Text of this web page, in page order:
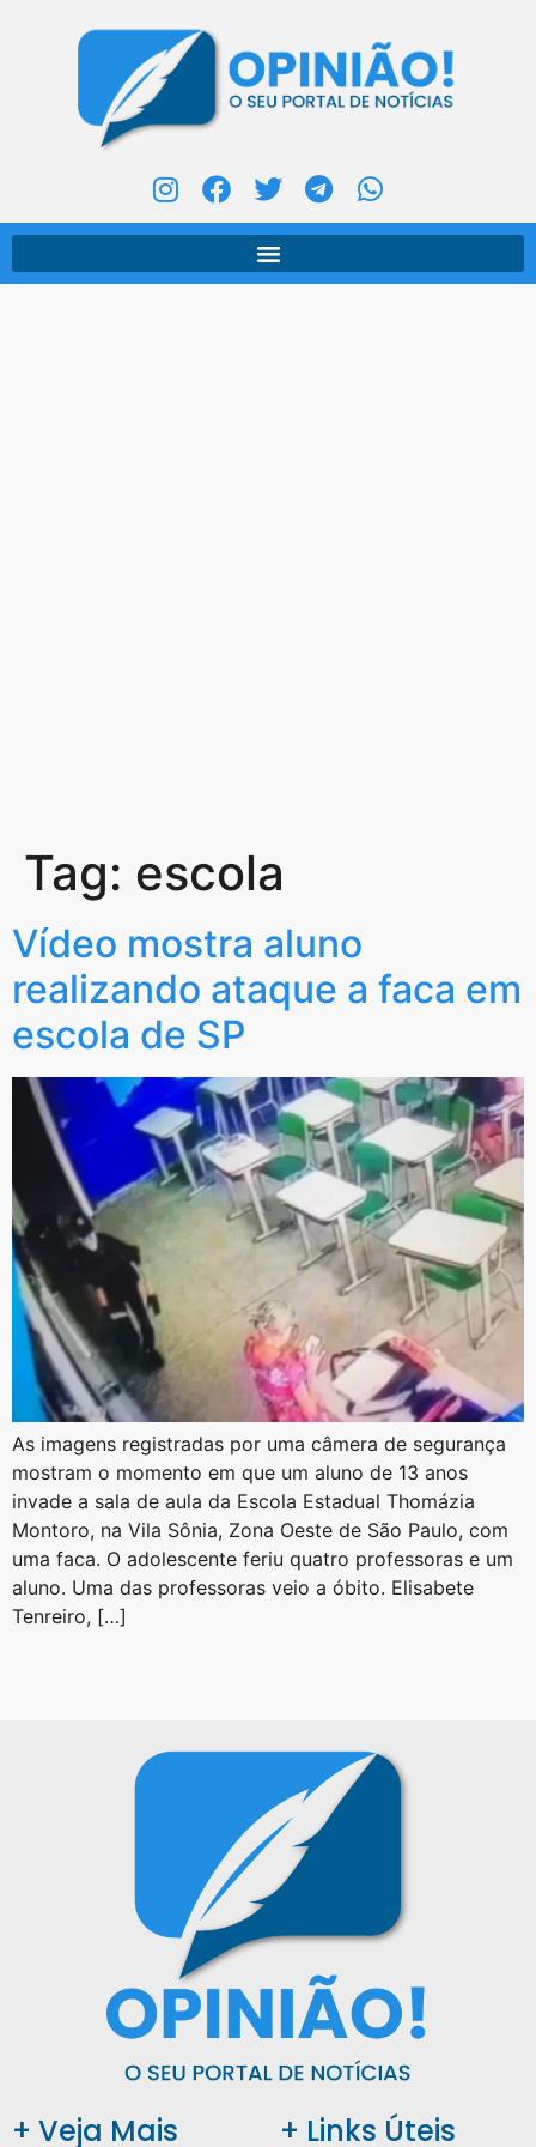
Tag: escola
Vídeo mostra aluno
realizando ataque a faca em
escola de SP
As imagens registradas por uma câmera de segurança
mostram o momento em que um aluno de 13 anos
invade a sala de aula da Escola Estadual Thomázia
Montoro, na Vila Sônia, Zona Oeste de São Paulo, com
uma faca. O adolescente feriu quatro professoras e um
aluno. Uma das professoras veio a óbito. Elisabete
Tenreiro, […]
+ Veja Mais + Links Úteis